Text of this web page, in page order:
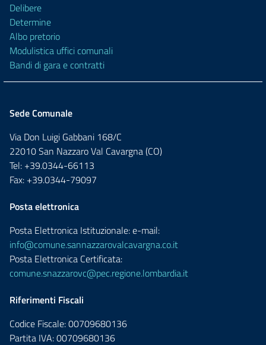
Delibere
Determine
Albo pretorio
Modulistica uffici comunali
Bandi di gara e contratti
Sede Comunale
Via Don Luigi Gabbani 168/C
22010 San Nazzaro Val Cavargna (CO)
Tel: +39.0344-66113
Fax: +39.0344-79097
Posta elettronica
Posta Elettronica Istituzionale: e-mail:
info@comune.sannazzarovalcavargna.co.it
Posta Elettronica Certificata:
comune.snazzarovc@pec.regione.lombardia.it
Riferimenti Fiscali
Codice Fiscale: 00709680136
Partita IVA: 00709680136